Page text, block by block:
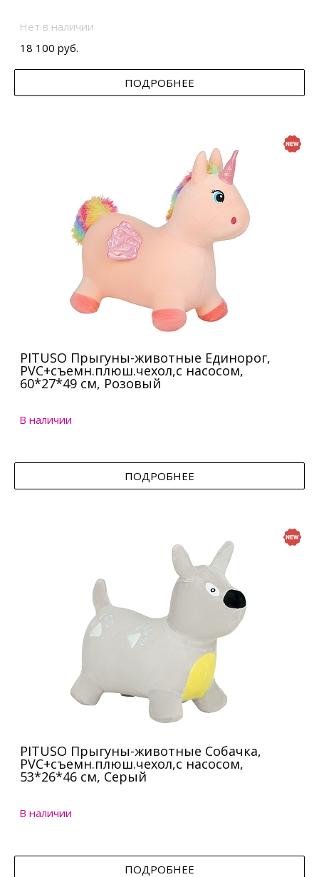
Нет в наличии
18 100 руб.
ПОДРОБНЕЕ
PITUSO Прыгуны-животные Единорог,
PVC+съемн.плюш.чехол,с насосом,
60*27*49 см, Розовый
В наличии
ПОДРОБНЕЕ
PITUSO Прыгуны-животные Собачка,
PVC+съемн.плюш.чехол,с насосом,
53*26*46 см, Серый
В наличии
ПОДРОБНЕЕ